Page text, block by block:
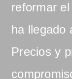
reformar
ha llegado
Precios y